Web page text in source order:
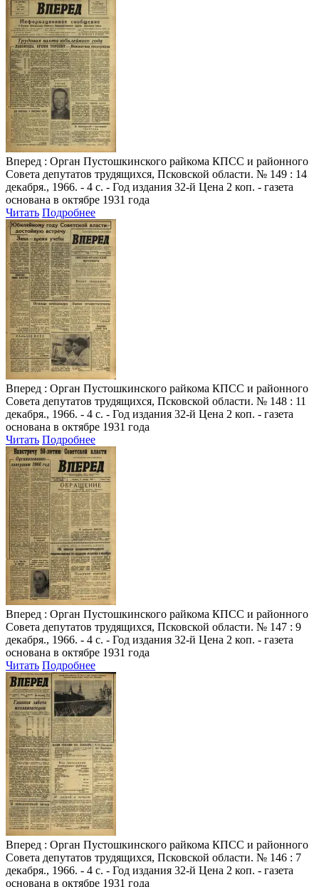
Вперед : Орган Пустошкинского райкома КПСС и районного
Совета депутатов трудящихся, Псковской области. № 149 : 14
декабря., 1966. - 4 с. - Год издания 32-й Цена 2 коп. - газета
основана в октябре 1931 года
Читать Подробнее
Вперед : Орган Пустошкинского райкома КПСС и районного
Совета депутатов трудящихся, Псковской области. № 148 : 11
декабря., 1966. - 4 с. - Год издания 32-й Цена 2 коп. - газета
основана в октябре 1931 года
Читать Подробнее
Вперед : Орган Пустошкинского райкома КПСС и районного
Совета депутатов трудящихся, Псковской области. № 147 : 9
декабря., 1966. - 4 с. - Год издания 32-й Цена 2 коп. - газета
основана в октябре 1931 года
Читать Подробнее
Вперед : Орган Пустошкинского райкома КПСС и районного
Совета депутатов трудящихся, Псковской области. № 146 : 7
декабря., 1966. - 4 с. - Год издания 32-й Цена 2 коп. - газета
основана в октябре 1931 года